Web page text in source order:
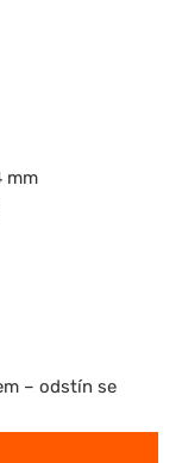
mm
– odstín se